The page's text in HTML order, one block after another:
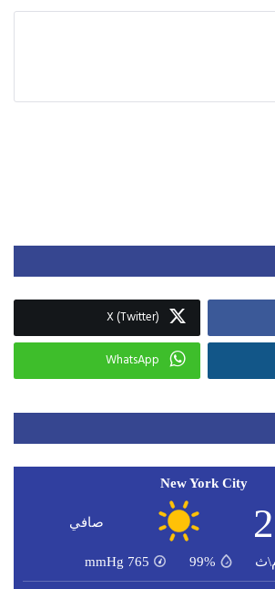
X (Twitter)
WhatsApp
New York City
صافي
99%
765
mmHg